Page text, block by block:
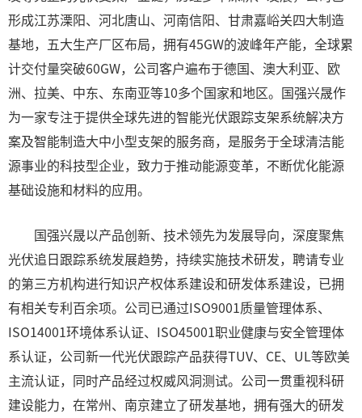
形成江苏溧阳、河北唐山、河南信阳、甘肃嘉峪关四大制造
基地，五大生产厂区布局，拥有45GW的波峰年产能，全球累
计交付量突破60GW，公司客户遍布于德国、澳大利亚、欧
洲、拉美、中东、东南亚等10多个国家和地区。国强兴晟作
为一家专注于提供全球先进的智能光伏跟踪支架系统解决方
案及智能制造大中小型支架的服务商，是服务于全球清洁能
源事业的科技型企业，致力于推动能源变革，不断优化能源
基础设施和材料的应用。
国强兴晟以产品创新、技术领先为发展导向，深度聚焦
光伏追日跟踪系统发展趋势，持续实施技术研发，聘请专业
的第三方机构进行知识产权体系建设和研发体系建设，已拥
有相关专利百余项。公司已通过ISO9001质量管理体系、
ISO14001环境体系认证、ISO45001职业健康与安全管理体
系认证，公司新一代光伏跟踪产品获得TUV、CE、UL等欧美
主流认证，同时产品经过权威风洞测试。公司一贯重视科研
建设能力，在常州、南京建立了研发基地，拥有强大的研发